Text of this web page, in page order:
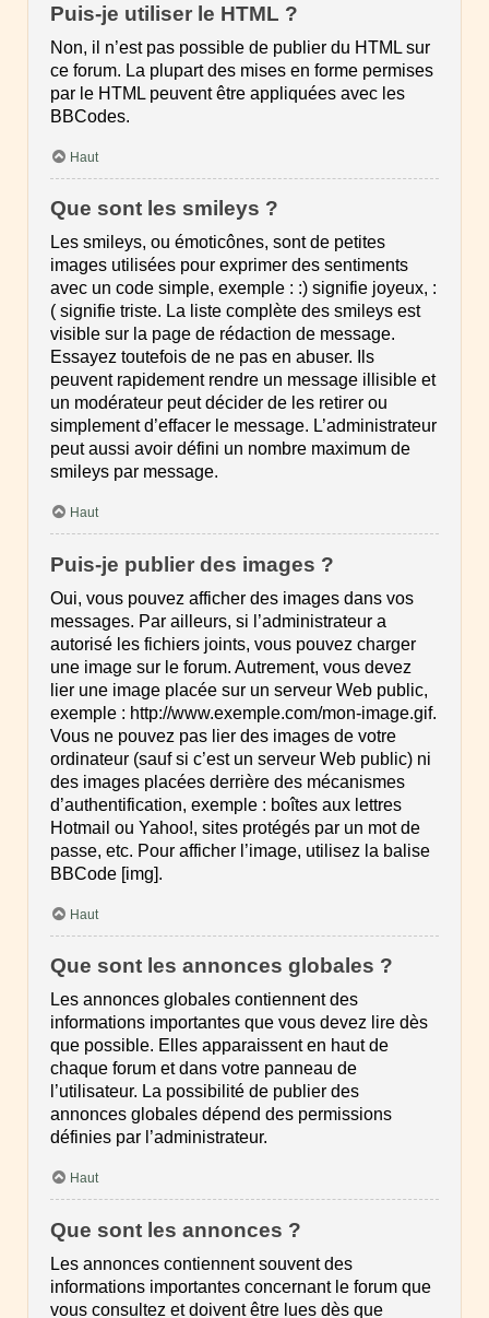
Puis-je utiliser le HTML ?
Non, il n’est pas possible de publier du HTML sur
ce forum. La plupart des mises en forme permises
par le HTML peuvent être appliquées avec les
BBCodes.
Haut
Que sont les smileys ?
Les smileys, ou émoticônes, sont de petites
images utilisées pour exprimer des sentiments
avec un code simple, exemple : :) signifie joyeux, :
( signifie triste. La liste complète des smileys est
visible sur la page de rédaction de message.
Essayez toutefois de ne pas en abuser. Ils
peuvent rapidement rendre un message illisible et
un modérateur peut décider de les retirer ou
simplement d’effacer le message. L’administrateur
peut aussi avoir défini un nombre maximum de
smileys par message.
Haut
Puis-je publier des images ?
Oui, vous pouvez afficher des images dans vos
messages. Par ailleurs, si l’administrateur a
autorisé les fichiers joints, vous pouvez charger
une image sur le forum. Autrement, vous devez
lier une image placée sur un serveur Web public,
exemple : http://www.exemple.com/mon-image.gif.
Vous ne pouvez pas lier des images de votre
ordinateur (sauf si c’est un serveur Web public) ni
des images placées derrière des mécanismes
d’authentification, exemple : boîtes aux lettres
Hotmail ou Yahoo!, sites protégés par un mot de
passe, etc. Pour afficher l’image, utilisez la balise
BBCode [img].
Haut
Que sont les annonces globales ?
Les annonces globales contiennent des
informations importantes que vous devez lire dès
que possible. Elles apparaissent en haut de
chaque forum et dans votre panneau de
l’utilisateur. La possibilité de publier des
annonces globales dépend des permissions
définies par l’administrateur.
Haut
Que sont les annonces ?
Les annonces contiennent souvent des
informations importantes concernant le forum que
vous consultez et doivent être lues dès que